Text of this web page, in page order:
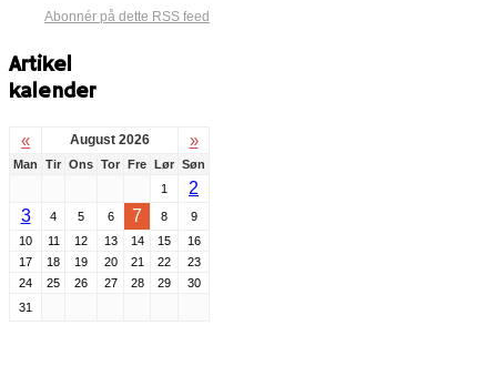
Abonnér på dette RSS feed
Artikel
kalender
« August 2026 »
Man Tir Ons Tor Fre Lør Søn
1
2
3
4 5 6 7 8
9
10
11 12 13 14 15
16
17
18 19 20 21 22
23
24
25 26 27 28 29
30
31